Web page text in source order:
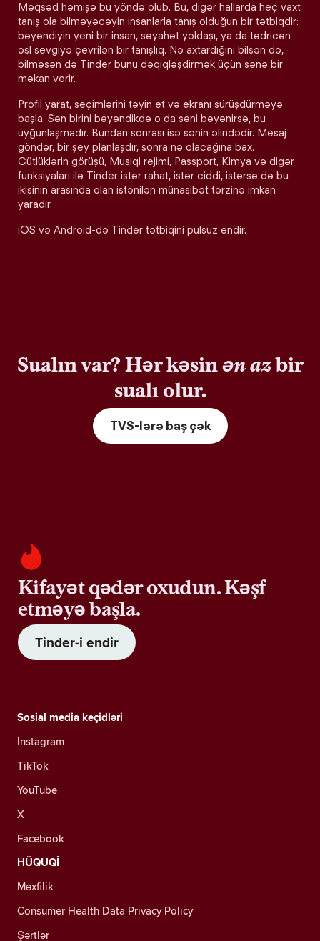
Məqsəd həmişə bu yöndə olub. Bu, digər hallarda heç vaxt
tanış ola bilməyəcəyin insanlarla tanış olduğun bir tətbiqdir:
bəyəndiyin yeni bir insan, səyahət yoldaşı, ya da tədricən
əsl sevgiyə çevrilən bir tanışlıq. Nə axtardığını bilsən də,
bilməsən də Tinder bunu dəqiqləşdirmək üçün sənə bir
məkan verir.
Profil yarat, seçimlərini təyin et və ekranı sürüşdürməyə
başla. Sən birini bəyəndikdə o da səni bəyənirsə, bu
uyğunlaşmadır. Bundan sonrası isə sənin əlindədir. Mesaj
göndər, bir şey planlaşdır, sonra nə olacağına bax.
Cütlüklərin görüşü, Musiqi rejimi, Passport, Kimya və digər
funksiyaları ilə Tinder istər rahat, istər ciddi, istərsə də bu
ikisinin arasında olan istənilən münasibət tərzinə imkan
yaradır.
iOS və Android-də Tinder tətbiqini pulsuz endir.
Sualın var? Hər kəsinən azbir
sualı olur.
TVS-lərə baş çək
Kifayət qədər oxudun. Kəşf
etməyə başla.
Tinder-i endir
Sosial media keçidləri
Instagram
TikTok
YouTube
X
Facebook
HÜQUQİ
Məxfilik
Consumer Health Data Privacy Policy
Şərtlər